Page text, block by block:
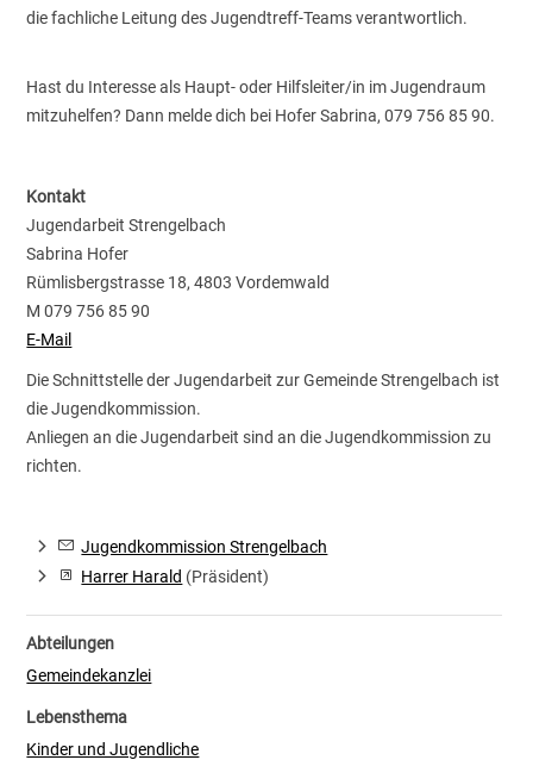
die fachliche Leitung des Jugendtreff-Teams verantwortlich.
Hast du Interesse als Haupt- oder Hilfsleiter/in im Jugendraum
mitzuhelfen? Dann melde dich bei Hofer Sabrina, 079 756 85 90.
Kontakt
Jugendarbeit Strengelbach
Sabrina Hofer
Rümlisbergstrasse 18, 4803 Vordemwald
M 079 756 85 90
E-Mail
Die Schnittstelle der Jugendarbeit zur Gemeinde Strengelbach ist
die Jugendkommission.
Anliegen an die Jugendarbeit sind an die Jugendkommission zu
richten.
Jugendkommission Strengelbach
Harrer Harald (Präsident)
Abteilungen
Gemeindekanzlei
Lebensthema
Kinder und Jugendliche